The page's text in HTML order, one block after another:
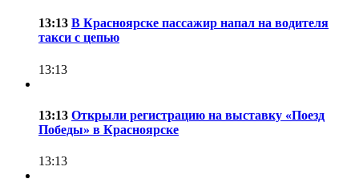
13:13 В Красноярске пассажир напал на водителя
такси с цепью
13:13
13:13 Открыли регистрацию на выставку «Поезд
Победы» в Красноярске
13:13